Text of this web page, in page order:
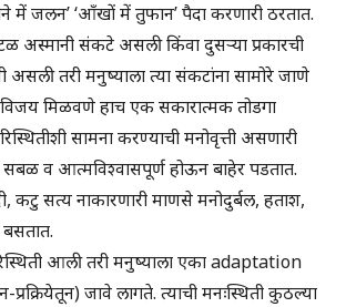
में जलन’ ‘आँखों में तुफान’ पैदा करणारी ठरतात.
अस्मानी संकटे असली किंवा दुसऱ्या प्रकारची
असली तरी मनुष्याला त्या संकटांना सामोरे जाणे
मिळवणे हाच एक सकारात्मक तोडगा
सामना करण्याची मनोवृत्ती असणारी
व आत्मविश्वासपूर्ण होऊन बाहेर पडतात.
कटु सत्य नाकारणारी माणसे मनोदुर्बल, हताश,
आली तरी मनुष्याला एका adaptation
जावे लागते. त्याची मनःस्थिती कुठल्या